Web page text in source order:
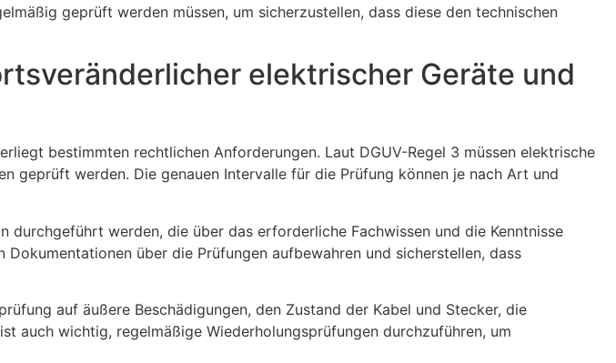
geprüft werden müssen, um sicherzustellen, dass diese den technischen
elektrischer Geräte und
bestimmten rechtlichen Anforderungen. Laut DGUV-Regel 3 müssen elektrische
geprüft werden. Die genauen Intervalle für die Prüfung können je nach Art und
werden, die über das erforderliche Fachwissen und die Kenntnisse
über die Prüfungen aufbewahren und sicherstellen, dass
auf äußere Beschädigungen, den Zustand der Kabel und Stecker, die
auch wichtig, regelmäßige Wiederholungsprüfungen durchzuführen, um